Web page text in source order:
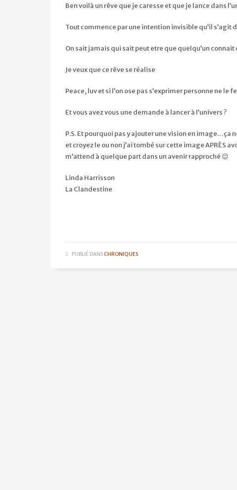
Ben voilà un rêve que je caresse et que je lance dans
Tout commence par une intention invisible qu’il s’agit
On sait jamais qui sait peut etre que quelqu’un
Je veux que ce rêve se réalise
Peace, luv et si l’on ose pas s’exprimer personne ne le
Et vous avez vous une demande à lancer à l’univers ?
P.S. Et pourquoi pas y ajouter une vision en
et croyez le ou non j’ai tombé sur cette image APRÈS
m’attend à quelque part dans un avenir rapproché 😉
Linda Harrisson
La Clandestine
PUBLIÉ DANSCHRONIQUES